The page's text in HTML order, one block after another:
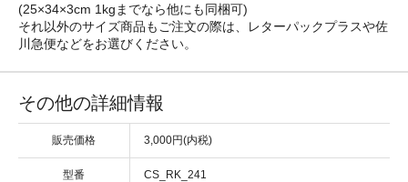
(25×34×3cm 1kgまでなら他にも同梱可)
それ以外のサイズ商品もご注文の際は、レターパックプラスや佐
川急便などをお選びください。
その他の詳細情報
販売価格 3,000円(内税)
型番 CS_RK_241